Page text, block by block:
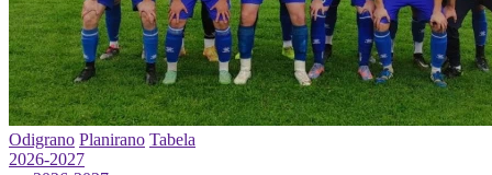
Odigrano Planirano Tabela
2026-2027